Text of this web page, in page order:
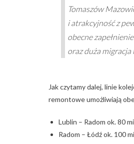
Tomaszów
i atrakcyjność z
obecne
oraz duża migracja
Jak czytamy dalej, linie
remontowe umożliwiają
Lublin – Radom ok. 80
Radom – Łódź ok. 100